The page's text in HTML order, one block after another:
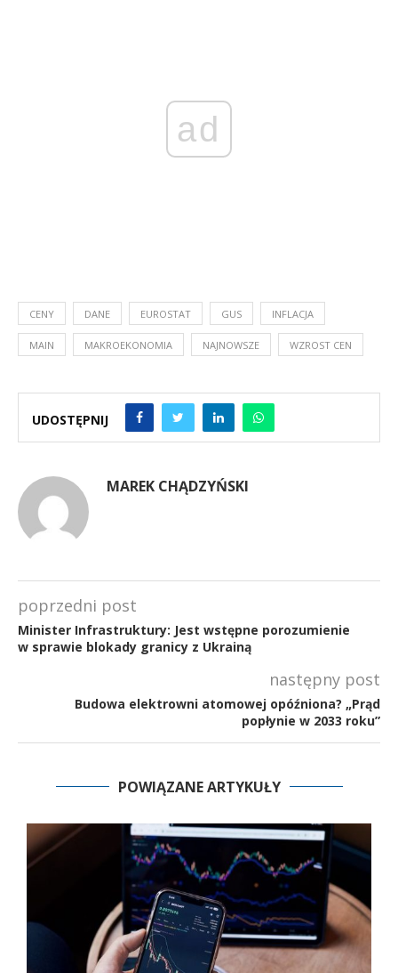
ad
CENY DANE EUROSTAT GUS INFLACJA
MAIN MAKROEKONOMIA NAJNOWSZE WZROST CEN
UDOSTĘPNIJ
MAREK CHĄDZYŃSKI
poprzedni post
Minister Infrastruktury: Jest wstępne porozumienie
w sprawie blokady granicy z Ukrainą
następny post
Budowa elektrowni atomowej opóźniona? „Prąd
popłynie w 2033 roku”
POWIĄZANE ARTYKUŁY